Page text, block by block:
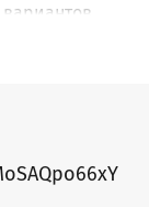
пружинным
попадания